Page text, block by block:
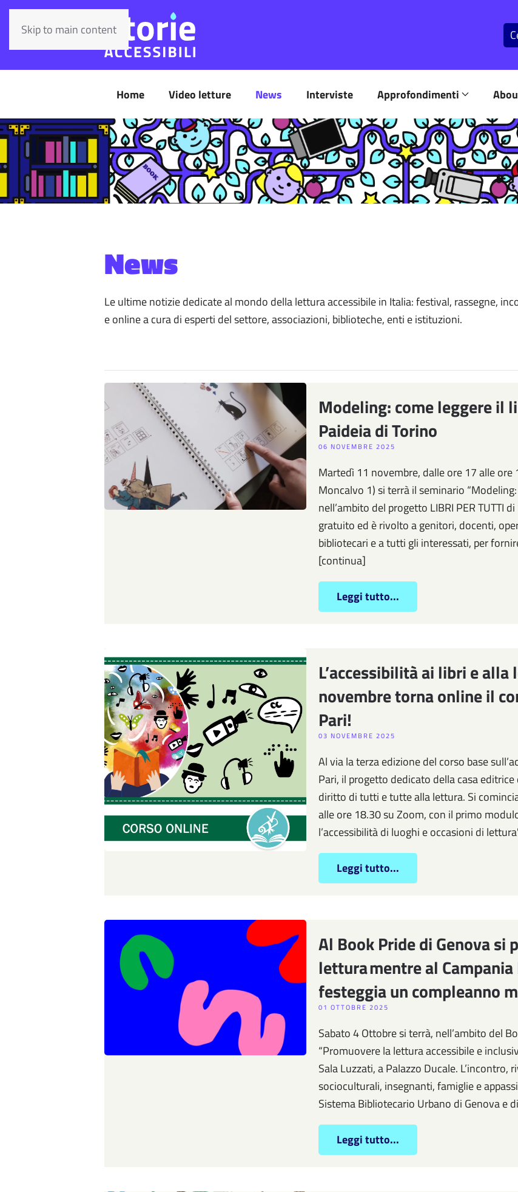
Skip to main content
Home Video letture News Interviste Approfondimenti
News
Le ultime notizie dedicate al mondo della lettura accessibile in Italia: festival, rassegne,
e online a cura di esperti del settore, associazioni, biblioteche, enti e istituzioni.
Modeling: come leggere il
Paideia di Torino
06 NOVEMBRE 2025
Martedì 11 novembre, dalle ore 17 alle ore
Moncalvo 1) si terrà il seminario
nell’ambito del progetto LIBRI PER TUTTI
gratuito ed è rivolto a genitori, docenti,
bibliotecari e a tutti gli interessati, per
[continua]
Leggi tutto...
L’accessibilità ai libri e
novembre torna online il
Pari!
03 NOVEMBRE 2025
Al via la terza edizione del corso base
Pari, il progetto dedicato della casa
diritto di tutti e tutte alla lettura. Si
alle ore 18.30 su Zoom, con il primo
l’accessibilità di luoghi e occasioni di
Leggi tutto...
Al Book Pride di Genova
lettura mentre al
festeggia un compleanno
01 OTTOBRE 2025
Sabato 4 Ottobre si terrà, nell’ambito del
“Promuovere la lettura accessibile e
Sala Luzzati, a Palazzo Ducale.
socioculturali, insegnanti, famiglie e
Sistema Bibliotecario Urbano di Genova e
Leggi tutto...